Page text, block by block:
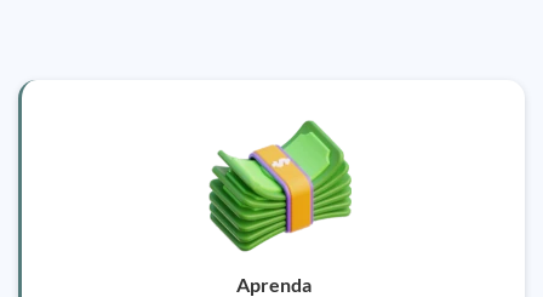
Aprenda